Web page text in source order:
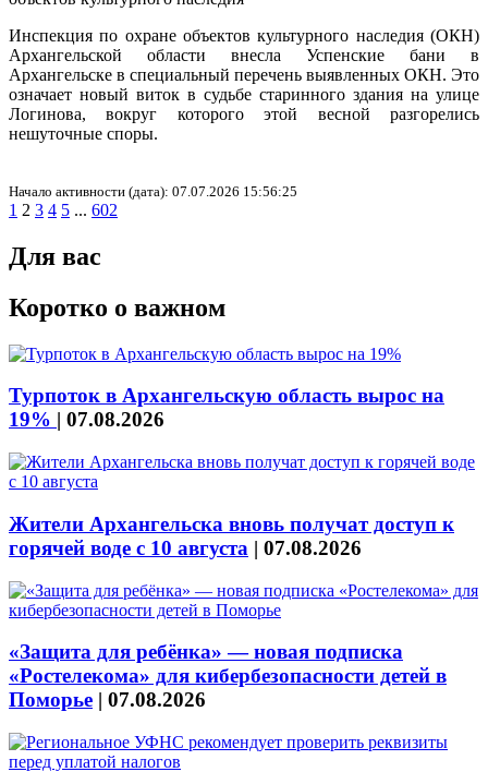
Инспекция по охране объектов культурного наследия (ОКН)
Архангельской области внесла Успенские бани в
Архангельске в специальный перечень выявленных ОКН. Это
означает новый виток в судьбе старинного здания на улице
Логинова, вокруг которого этой весной разгорелись
нешуточные споры.
Начало активности (дата): 07.07.2026 15:56:25
1 2 3 4 5 ... 602
Для вас
Коротко о важном
Турпоток в Архангельскую область вырос на
19% | 07.08.2026
Жители Архангельска вновь получат доступ к
горячей воде с 10 августа | 07.08.2026
«Защита для ребёнка» — новая подписка
«Ростелекома» для кибербезопасности детей в
Поморье | 07.08.2026